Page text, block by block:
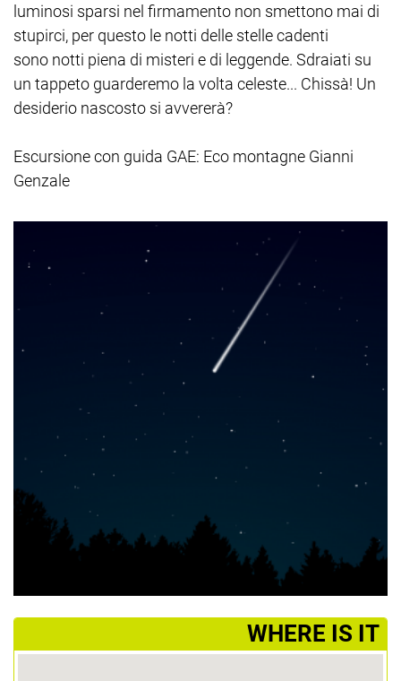
luminosi sparsi nel firmamento non smettono mai di
stupirci, per questo le notti delle stelle cadenti
sono notti piena di misteri e di leggende. Sdraiati su
un tappeto guarderemo la volta celeste... Chissà! Un
desiderio nascosto si avvererà?
Escursione con guida GAE: Eco montagne Gianni
Genzale
­WHERE IS IT